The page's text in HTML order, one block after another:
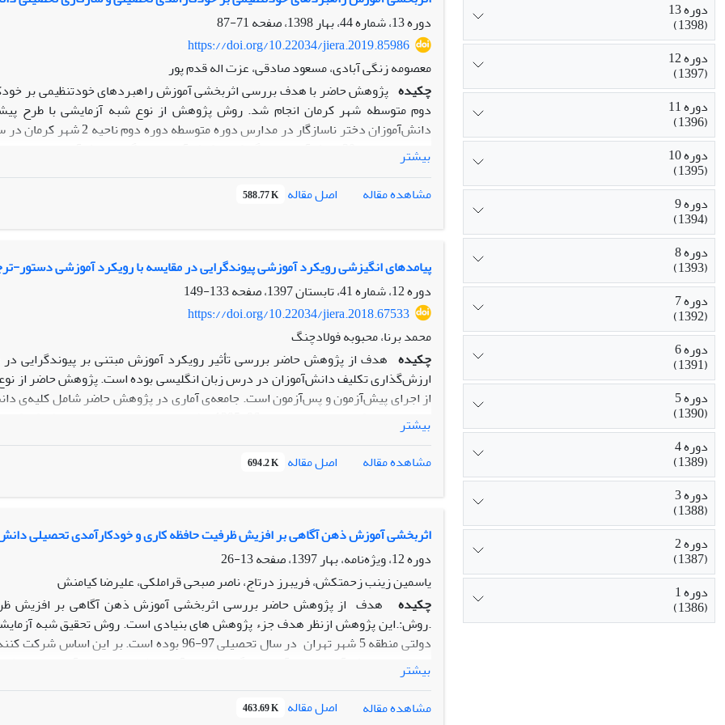
دوره 13، شماره 44، بهار 1398، صفحه
71-87
https://doi.org/10.22034/jiera.2019.85986
معصومه زنگی آبادی، مسعود صادقی، عزت اله قدم پور
چکیده پژوهش حاضر با هدف بررسی اثربخشی آموزش راهبردهای خودتنظیمی بر
دوم متوسطه شهر کرمان انجام شد. روش پژوهش از نوع شبه آزمایشی با طرح
خودتنظیمی آموزش داده شد و گروه گواه در این مدت آموزشی دریافت نکردند.
خودکارآمدی تحصیلی این‌گونه دانش‌آموزان باشیم.
بیشتر
مشاهده مقاله
اصل مقاله 588.77 K
پیامدهای انگیزشی رویکرد آموزشی پیوندگرایی در مقایسه با رویکرد آموزشی دستور-
دوره 12، شماره 41، تابستان 1397، صفحه
133-149
https://doi.org/10.22034/jiera.2018.67533
محمد برنا، محبوبه فولادچنگ
چکیده هدف از پژوهش حاضر بررسی تأثیر رویکرد آموزش مبتنی بر پیوندگرایی
از اجرای پیش‌آزمون و پس‌آزمون است. جامعه‌ی آماری در پژوهش حاضر شامل کلیه‌ی
مقایسه با رویکرد آموزشی دستور ـ ترجمه از تأثیر بیش‌تری بر باورهای انگیزشی
رویکرد آموزشی پیوندگرایی از طریق افزایش تعاملات اجتماعی و تنوع‌بخشی در
و نیز ارزش‌گذاری بیش‌تر برای تکالیف در فراگیران ایجاد می‌کند. لذا، این پژوهش
بیشتر
مشاهده مقاله
اصل مقاله 694.2 K
اثربخشی آموزش ذهن آگاهی بر افزیش ظرفیت حافظه کاری و خودکارآمدی تحصیلی
دوره 12، ویژه‌نامه، بهار 1397، صفحه
13-26
یاسمین زینب زحمتکش، فریبرز درتاج، ناصر صبحی قراملکی، علیرضا کیامنش
چکیده
هدف از پژوهش حاضر بررسی اثربخشی آموزش ذهن آگاهی بر افزیش
.روش:.این پژوهش ازنظر هدف جزء پژوهش‌ های بنیادی است. روش تحقیق شبه
نشان داد که آموزش مهارت‌های ذهن آگاهی منجر به افزایش ظرفیت حافظه کاری و
بیشتر
مشاهده مقاله
اصل مقاله 463.69 K
دوره 13
(1398)
دوره 12
(1397)
دوره 11
(1396)
دوره 10
(1395)
دوره 9
(1394)
دوره 8
(1393)
دوره 7
(1392)
دوره 6
(1391)
دوره 5
(1390)
دوره 4
(1389)
دوره 3
(1388)
دوره 2
(1387)
دوره 1
(1386)